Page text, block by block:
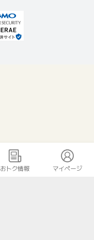
おトク情報 マイページ